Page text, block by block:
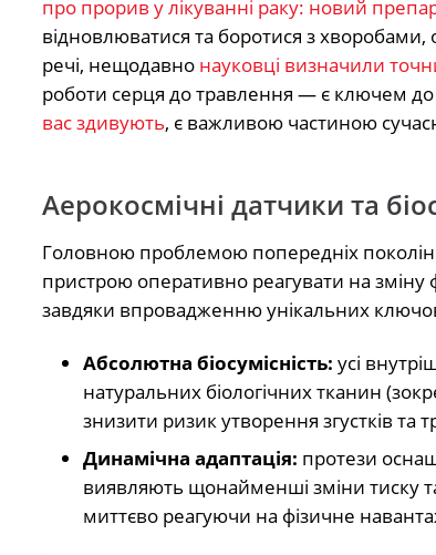
про прорив у лікуванні раку: новий
відновлюватися та боротися з хворобами,
речі, нещодавно науковці визначили
роботи серця до травлення — є ключем до
вас здивують, є важливою частиною
Аерокосмічні датчики та
Головною проблемою попередніх
пристрою оперативно реагувати на зміну
завдяки впровадженню унікальних
Абсолютна біосумісність: усі
натуральних біологічних тканин
знизити ризик утворення згустків та
Динамічна адаптація: протези
виявляють щонайменші зміни тиску
миттєво реагуючи на фізичне